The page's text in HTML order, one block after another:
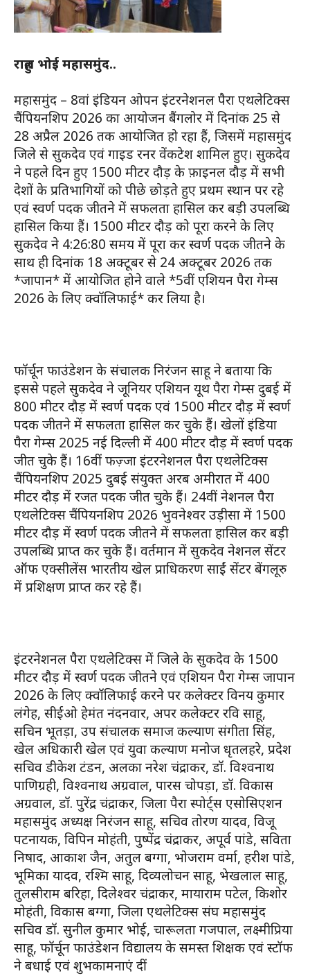
राहुल भोई महासमुंद..
महासमुंद – 8वां इंडियन ओपन इंटरनेशनल पैरा एथलेटिक्स
चैंपियनशिप 2026 का आयोजन बैंगलोर में दिनांक 25 से
28 अप्रैल 2026 तक आयोजित हो रहा हैं, जिसमें महासमुंद
जिले से सुकदेव एवं गाइड रनर वेंकटेश शामिल हुए। सुकदेव
ने पहले दिन हुए 1500 मीटर दौड़ के फ़ाइनल दौड़ में सभी
देशों के प्रतिभागियों को पीछे छोड़ते हुए प्रथम स्थान पर रहे
एवं स्वर्ण पदक जीतने में सफलता हासिल कर बड़ी उपलब्धि
हासिल किया हैं। 1500 मीटर दौड़ को पूरा करने के लिए
सुकदेव ने 4:26:80 समय में पूरा कर स्वर्ण पदक जीतने के
साथ ही दिनांक 18 अक्टूबर से 24 अक्टूबर 2026 तक
*जापान* में आयोजित होने वाले *5वीं एशियन पैरा गेम्स
2026 के लिए क्वॉलिफाई* कर लिया है।
फॉर्चून फाउंडेशन के संचालक निरंजन साहू ने बताया कि
इससे पहले सुकदेव ने जूनियर एशियन यूथ पैरा गेम्स दुबई में
800 मीटर दौड़ में स्वर्ण पदक एवं 1500 मीटर दौड़ में स्वर्ण
पदक जीतने में सफलता हासिल कर चुके हैं। खेलों इंडिया
पैरा गेम्स 2025 नई दिल्ली में 400 मीटर दौड़ में स्वर्ण पदक
जीत चुके हैं। 16वीं फज़्जा इंटरनेशनल पैरा एथलेटिक्स
चैंपियनशिप 2025 दुबई संयुक्त अरब अमीरात में 400
मीटर दौड़ में रजत पदक जीत चुके हैं। 24वीं नेशनल पैरा
एथलेटिक्स चैंपियनशिप 2026 भुवनेश्वर उड़ीसा में 1500
मीटर दौड़ में स्वर्ण पदक जीतने में सफलता हासिल कर बड़ी
उपलब्धि प्राप्त कर चुके हैं। वर्तमान में सुकदेव नेशनल सेंटर
ऑफ एक्सीलेंस भारतीय खेल प्राधिकरण साईं सेंटर बेंगलूरु
में प्रशिक्षण प्राप्त कर रहे हैं।
इंटरनेशनल पैरा एथलेटिक्स में जिले के सुकदेव के 1500
मीटर दौड़ में स्वर्ण पदक जीतने एवं एशियन पैरा गेम्स जापान
2026 के लिए क्वॉलिफाई करने पर कलेक्टर विनय कुमार
लंगेह, सीईओ हेमंत नंदनवार, अपर कलेक्टर रवि साहू,
सचिन भूतड़ा, उप संचालक समाज कल्याण संगीता सिंह,
खेल अधिकारी खेल एवं युवा कल्याण मनोज धृतलहरे, प्रदेश
सचिव डीकेश टंडन, अलका नरेश चंद्राकर, डॉ. विश्वनाथ
पाणिग्रही, विश्वनाथ अग्रवाल, पारस चोपड़ा, डॉ. विकास
अग्रवाल, डॉ. पुरेंद्र चंद्राकर, जिला पैरा स्पोर्ट्स एसोसिएशन
महासमुंद अध्यक्ष निरंजन साहू, सचिव तोरण यादव, विजू
पटनायक, विपिन मोहंती, पुष्पेंद्र चंद्राकर, अपूर्व पांडे, सविता
निषाद, आकाश जैन, अतुल बग्गा, भोजराम वर्मा, हरीश पांडे,
भूमिका यादव, रश्मि साहू, दिव्यलोचन साहू, भेखलाल साहू,
तुलसीराम बरिहा, दिलेश्वर चंद्राकर, मायाराम पटेल, किशोर
मोहंती, विकास बग्गा, जिला एथलेटिक्स संघ महासमुंद
सचिव डॉ. सुनील कुमार भोई, चारूलता गजपाल, लक्ष्मीप्रिया
साहू, फॉर्चून फाउंडेशन विद्यालय के समस्त शिक्षक एवं स्टॉफ
ने बधाई एवं शुभकामनाएं दीं